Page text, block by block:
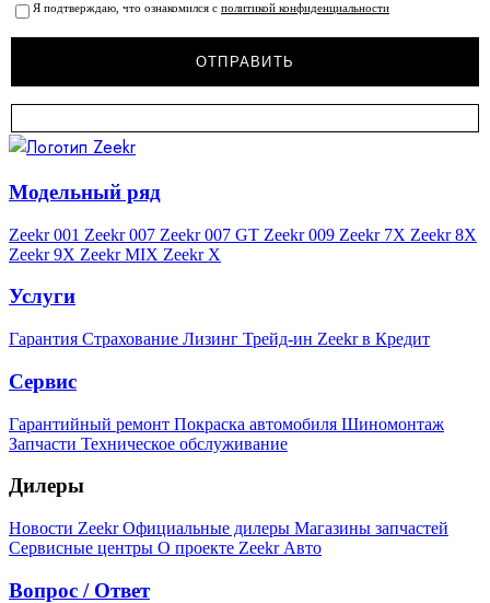
Я подтверждаю, что ознакомился с политикой конфиденциальности
Модельный ряд
Zeekr 001 Zeekr 007 Zeekr 007 GT Zeekr 009 Zeekr 7X Zeekr 8X
Zeekr 9X Zeekr MIX Zeekr X
Услуги
Гарантия Страхование Лизинг Трейд-ин Zeekr в Кредит
Сервис
Гарантийный ремонт Покраска автомобиля Шиномонтаж
Запчасти Техническое обслуживание
Дилеры
Новости ZeekrОфициальные дилеры Магазины запчастей
Сервисные центры О проекте Zeekr Авто
Вопрос / Ответ